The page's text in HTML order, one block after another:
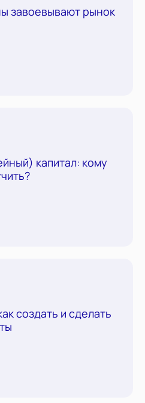
завоевывают рынок
капитал: кому
создать и сделать